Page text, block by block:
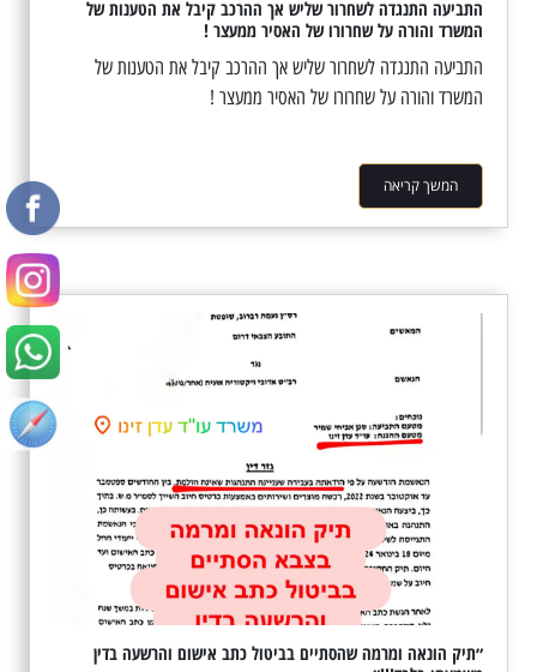
התביעה התנגדה לשחרור שליש אך ההרכב קיבל את הטענות של
המשרד והורה על שחרורו של האסיר ממעצר !
התביעה התנגדה לשחרור שליש אך ההרכב קיבל את הטענות של
המשרד והורה על שחרורו של האסיר ממעצר !
המשך קריאה
״תיק הונאה ומרמה שהסתיים בביטול כתב אישום והרשעה בדין